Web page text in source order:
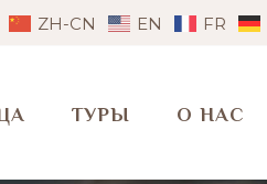
ТУРЫ О НАС
ZH-CN EN FR